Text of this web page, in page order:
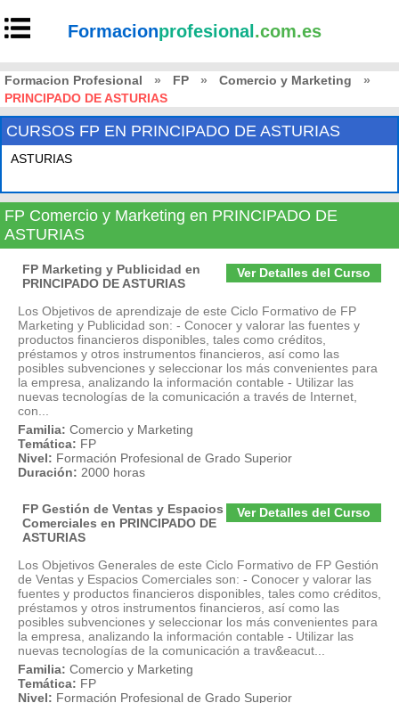
Formacionprofesional .com.es
Formacion Profesional » FP » Comercio y Marketing
»
PRINCIPADO DE ASTURIAS
CURSOS FP EN PRINCIPADO DE ASTURIAS
ASTURIAS
FP Comercio y Marketing en PRINCIPADO DE
ASTURIAS
Ver Detalles del Curso
FP Marketing y Publicidad en
PRINCIPADO DE ASTURIAS
Los Objetivos de aprendizaje de este Ciclo Formativo de FP
Marketing y Publicidad son: - Conocer y valorar las fuentes y
productos financieros disponibles, tales como créditos,
préstamos y otros instrumentos financieros, así como las
posibles subvenciones y seleccionar los más convenientes para
la empresa, analizando la información contable - Utilizar las
nuevas tecnologías de la comunicación a través de Internet,
con...
Familia: Comercio y Marketing
Temática: FP
Nivel: Formación Profesional de Grado Superior
Duración: 2000 horas
Ver Detalles del Curso
FP Gestión de Ventas y Espacios
Comerciales en PRINCIPADO DE
ASTURIAS
Los Objetivos Generales de este Ciclo Formativo de FP Gestión
de Ventas y Espacios Comerciales son: - Conocer y valorar las
fuentes y productos financieros disponibles, tales como créditos,
préstamos y otros instrumentos financieros, así como las
posibles subvenciones y seleccionar los más convenientes para
la empresa, analizando la información contable - Utilizar las
nuevas tecnologías de la comunicación a trav&eacut...
Familia: Comercio y Marketing
Temática: FP
Nivel: Formación Profesional de Grado Superior